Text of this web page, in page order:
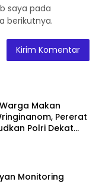
saya pada
berikutnya.
Makan
Pererat
Polri Dekat
Monitoring